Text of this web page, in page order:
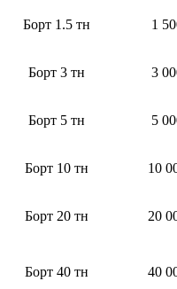
Борт 1.5 тн 1
Борт 3 тн 3
Борт 5 тн 5
Борт 10 тн 10
Борт 20 тн 20
Борт 40 тн 40